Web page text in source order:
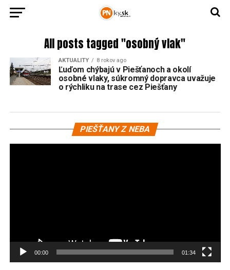
All posts tagged "osobný vlak"
AKTUALITY 8 rokov ago
Ľuďom chýbajú v Piešťanoch a okolí
osobné vlaky, súkromný dopravca uvažuje
o rýchliku na trase cez Piešťany
PIEŠŤANY Z NEBA
00:00 01:34